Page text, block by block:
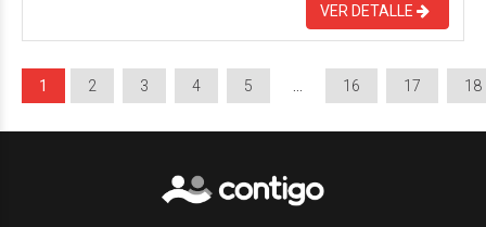
VER DETALLE
1 2 3 4 5 16 17 18